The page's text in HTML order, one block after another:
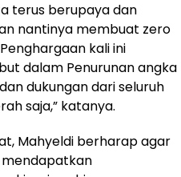
terus berupaya dan
nantinya membuat zero
kali ini
dalam Penurunan angka
dukungan dari seluruh
saja,” katanya.
Mahyeldi berharap agar